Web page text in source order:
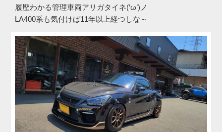
履歴わかる管理車両アリガタイネ(‘ω’)ノ
LA400系も気付けば11年以上経つしな～